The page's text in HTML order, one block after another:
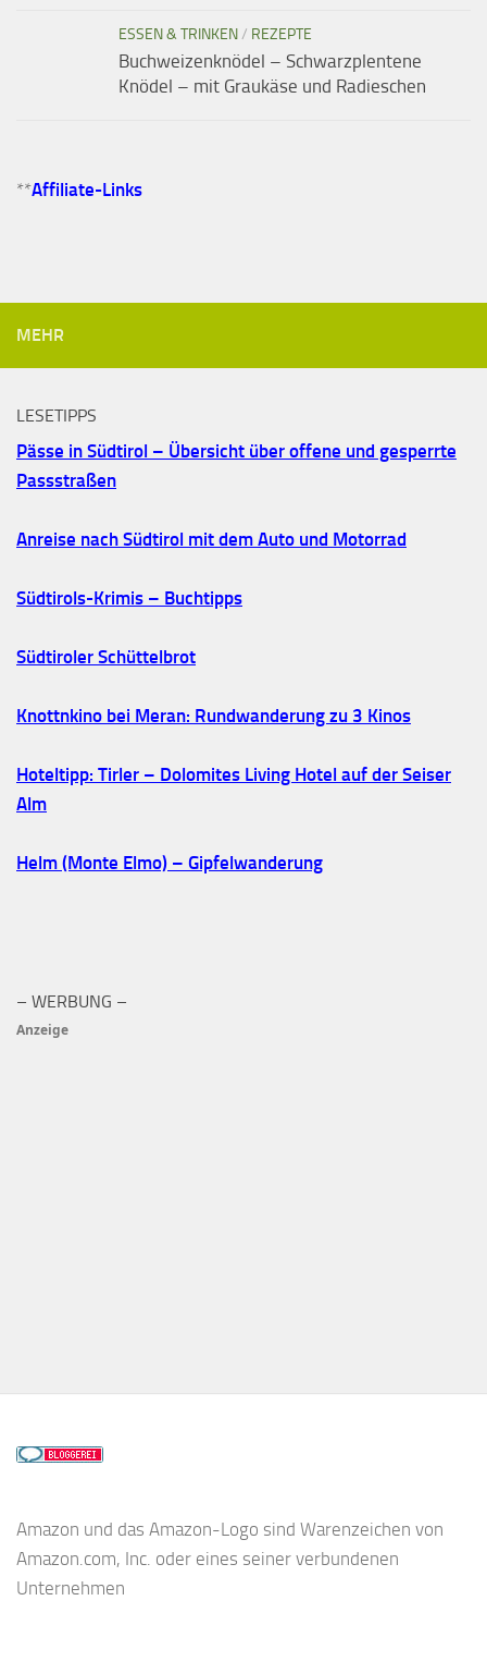
ESSEN & TRINKEN/ REZEPTE
Buchweizenknödel – Schwarzplentene
Knödel – mit Graukäse und Radieschen
**Affiliate-Links
MEHR
LESETIPPS
Pässe in Südtirol – Übersicht über offene und gesperrte
Passstraßen
Anreise nach Südtirol mit dem Auto und Motorrad
Südtirols-Krimis – Buchtipps
Südtiroler Schüttelbrot
Knottnkino bei Meran: Rundwanderung zu 3 Kinos
Hoteltipp: Tirler – Dolomites Living Hotel auf der Seiser
Alm
Helm (Monte Elmo) – Gipfelwanderung
– WERBUNG –
Anzeige
Amazon und das Amazon-Logo sind Warenzeichen von
Amazon.com, Inc. oder eines seiner verbundenen
Unternehmen